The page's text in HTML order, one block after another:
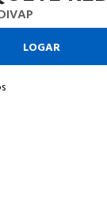
LOGAR